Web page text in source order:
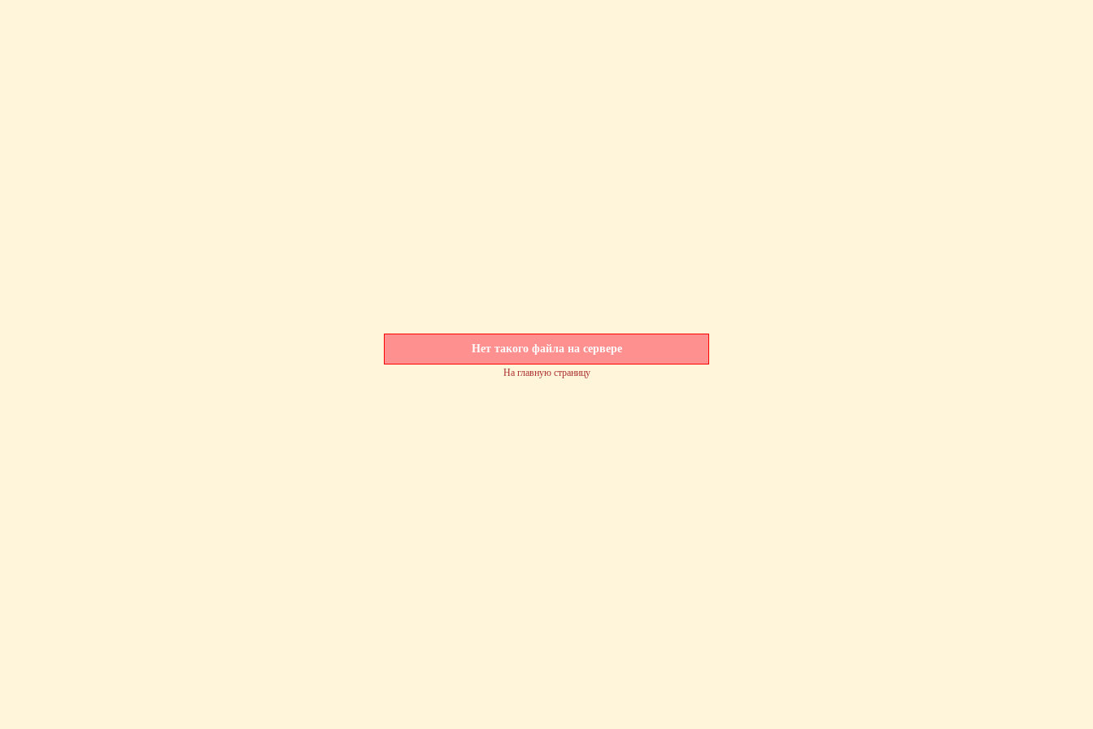
Нет такого файла на сервере
На главную страницу